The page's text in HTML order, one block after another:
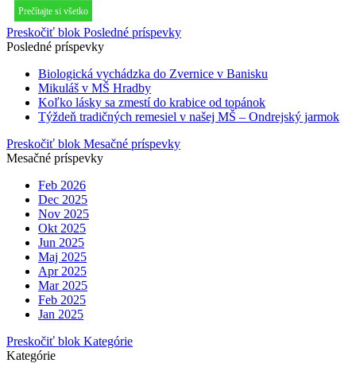
Prečítajte si všetko
Preskočiť blok Posledné príspevky
Posledné príspevky
Biologická vychádzka do Zvernice v Banisku
Mikuláš v MŠ Hradby
Koľko lásky sa zmestí do krabice od topánok
Týždeň tradičných remesiel v našej MŠ – Ondrejský jarmok
Preskočiť blok Mesačné príspevky
Mesačné príspevky
Feb 2026
Dec 2025
Nov 2025
Okt 2025
Jun 2025
Maj 2025
Apr 2025
Mar 2025
Feb 2025
Jan 2025
Preskočiť blok Kategórie
Kategórie